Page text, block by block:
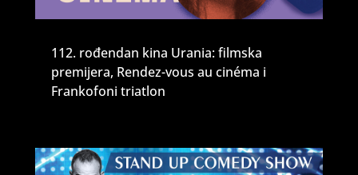
112. rođendan kina Urania: filmska
premijera, Rendez-vous au cinéma i
Frankofoni triatlon